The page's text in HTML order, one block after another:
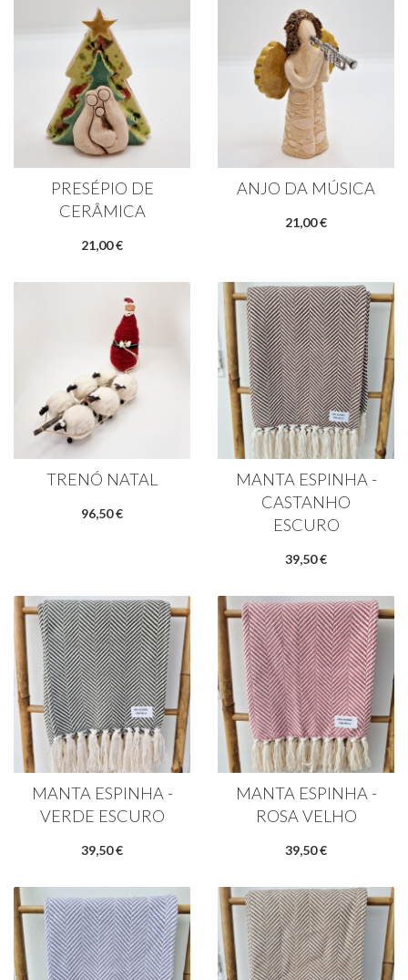
PRESÉPIO DE
CERÂMICA
21,00 €
ANJO DA MÚSICA
21,00 €
TRENÓ NATAL
96,50 €
MANTA ESPINHA -
CASTANHO
ESCURO
39,50 €
MANTA ESPINHA -
VERDE ESCURO
39,50 €
MANTA ESPINHA -
ROSA VELHO
39,50 €